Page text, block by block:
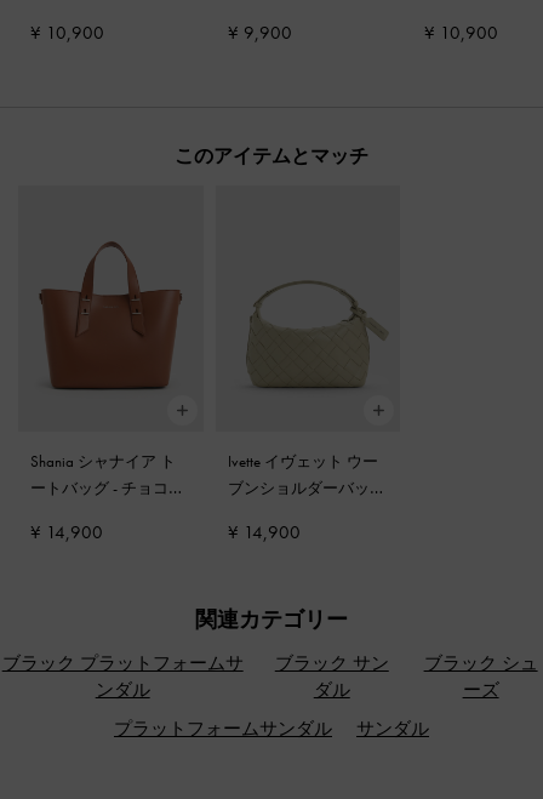
スチャー
¥ 10,900
ク2
¥ 9,900 ¥ 10,900
このアイテムとマッチ
Shania シャナイア ト
ートバッグ- チョコレ
¥ 14,900
Ivette イヴェット ウー
ブンショルダーバッグ
¥ 14,900
関連カテゴリー
ブラック プラットフォームサ
ンダル
ブラック サン
ダル
ブラック シュ
ーズ
プラットフォームサンダル
サンダル